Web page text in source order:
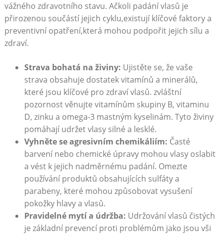
vážného zdravotního stavu. Ačkoli padání vlasů je
přirozenou součástí jejich cyklu,existují klíčové faktory a
preventivní opatření,která mohou podpořit jejich sílu a
zdraví.
Strava bohatá na živiny: Ujistěte se, že vaše
strava obsahuje dostatek vitamínů a minerálů,
které jsou klíčové pro zdraví vlasů. zvláštní
pozornost věnujte vitamínům skupiny B, vitaminu
D, zinku a omega-3 mastným kyselinám. Tyto živiny
pomáhají udržet vlasy silné a lesklé.
Vyhněte se agresivním chemikáliím: Časté
barvení nebo chemické úpravy mohou vlasy oslabit
a vést k jejich nadměrnému padání. Omezte
používání produktů obsahujících sulfáty a
parabeny, které mohou způsobovat vysušení
pokožky hlavy a vlasů.
Pravidelné mytí a údržba: Udržování vlasů čistých
je základní prevencí proti problémům jako jsou vši